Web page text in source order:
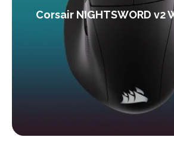
Corsair NIGHTSWORD v2